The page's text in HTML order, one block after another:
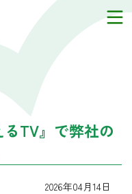
TV』で弊社の
2026年04月14日